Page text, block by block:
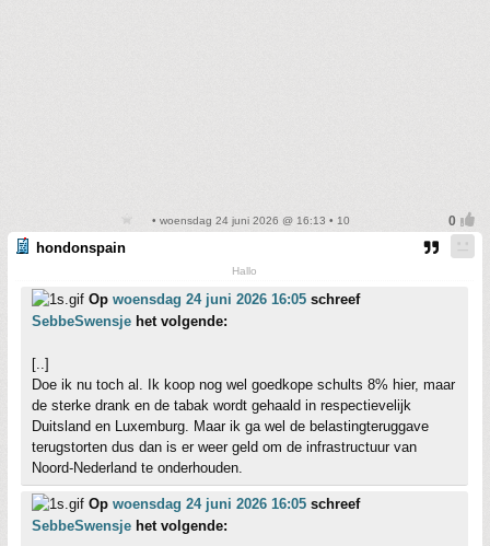
• woensdag 24 juni 2026 @ 16:13 • 10
hondonspain
Hallo
Op woensdag 24 juni 2026 16:05 schreef
SebbeSwensje het volgende:
[..]
Doe ik nu toch al. Ik koop nog wel goedkope schults 8% hier, maar
de sterke drank en de tabak wordt gehaald in respectievelijk
Duitsland en Luxemburg. Maar ik ga wel de belastingteruggave
terugstorten dus dan is er weer geld om de infrastructuur van
Noord-Nederland te onderhouden.
Op woensdag 24 juni 2026 16:05 schreef
SebbeSwensje het volgende: